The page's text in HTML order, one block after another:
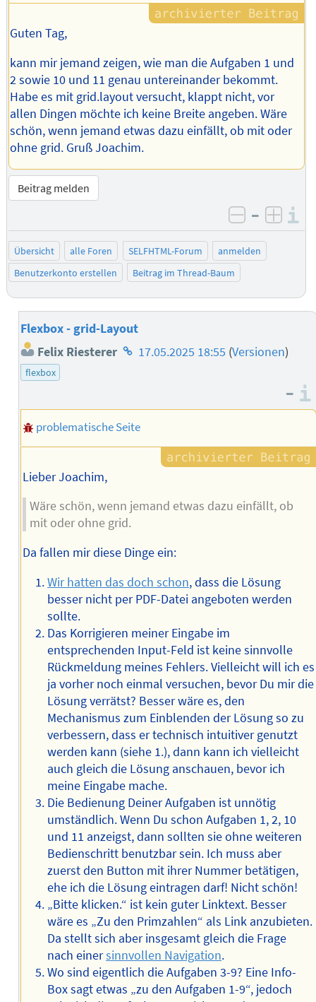
Guten Tag,
kann mir jemand zeigen, wie man die Aufgaben 1 und
2 sowie 10 und 11 genau untereinander bekommt.
Habe es mit grid.layout versucht, klappt nicht, vor
allen Dingen möchte ich keine Breite angeben. Wäre
schön, wenn jemand etwas dazu einfällt, ob mit oder
ohne grid. Gruß Joachim.
Beitrag melden
negativ
–
Übersicht alle Foren SELFHTML-Forum
anmelden
Benutzerkonto erstellen
Beitrag im Thread-Baum
Flexbox - grid-Layout
Felix Riesterer Homepage
17.05.2025 18:55 (Versionen)
flexbox
–
problematische Seite
Lieber Joachim,
Wäre schön, wenn jemand etwas dazu einfällt, ob
mit oder ohne grid.
Da fallen mir diese Dinge ein:
Wir hatten das doch schon, dass die Lösung
besser nicht per PDF-Datei angeboten werden
sollte.
Das Korrigieren meiner Eingabe im
entsprechenden Input-Feld ist keine sinnvolle
Rückmeldung meines Fehlers. Vielleicht will ich es
ja vorher noch einmal versuchen, bevor Du mir die
Lösung verrätst? Besser wäre es, den
Mechanismus zum Einblenden der Lösung so zu
verbessern, dass er technisch intuitiver genutzt
werden kann (siehe 1.), dann kann ich vielleicht
auch gleich die Lösung anschauen, bevor ich
meine Eingabe mache.
Die Bedienung Deiner Aufgaben ist unnötig
umständlich. Wenn Du schon Aufgaben 1, 2, 10
und 11 anzeigst, dann sollten sie ohne weiteren
Bedienschritt benutzbar sein. Ich muss aber
zuerst den Button mit ihrer Nummer betätigen,
ehe ich die Lösung eintragen darf! Nicht schön!
„Bitte klicken.“ ist kein guter Linktext. Besser
wäre es „Zu den Primzahlen“ als Link anzubieten.
Da stellt sich aber insgesamt gleich die Frage
nach einersinnvollen Navigation.
Wo sind eigentlich die Aufgaben 3-9? Eine Info-
Box sagt etwas „zu den Aufgaben 1-9“, jedoch